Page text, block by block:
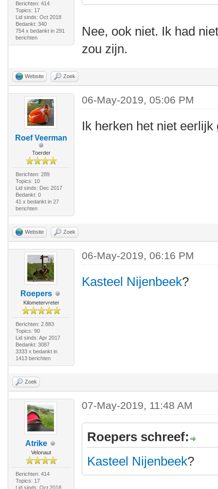
Berichten: 414
Topics: 17
Lid sinds: Oct 2018
Bedankt: 340
754 x bedankt in 291
berichten
Nee, ook niet. Ik had
zou zijn.
Website Zoek
Roef Veerman
Toerder
Berichten: 289
Topics: 10
Lid sinds: Dec 2017
Bedankt: 0
41 x bedankt in 27
berichten
06-May-2019, 05:06 PM
Ik herken het niet eerlijk
Website Zoek
Roepers
Kilometervreter
Berichten: 2.883
Topics: 90
Lid sinds: Apr 2017
Bedankt: 3087
3333 x bedankt in
1413 berichten
06-May-2019, 06:16 PM
Kasteel Nijenbeek?
Zoek
Atrike
Velonaut
Berichten: 414
Topics: 17
Lid sinds: Oct 2018
07-May-2019, 11:48 AM
Roepers schreef:
Kasteel Nijenbeek?